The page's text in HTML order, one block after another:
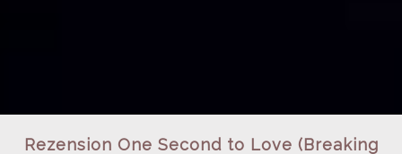
Rezension One Second to Love (Breaking